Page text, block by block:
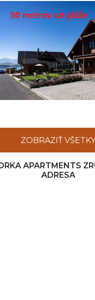
ZOBRAZIŤ VŠETKY
FOTOGRAFIE
APARTMENTS
ADRESA